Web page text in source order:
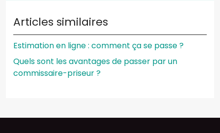
Articles similaires
Estimation en ligne : comment ça se passe ?
Quels sont les avantages de passer par un
commissaire-priseur ?